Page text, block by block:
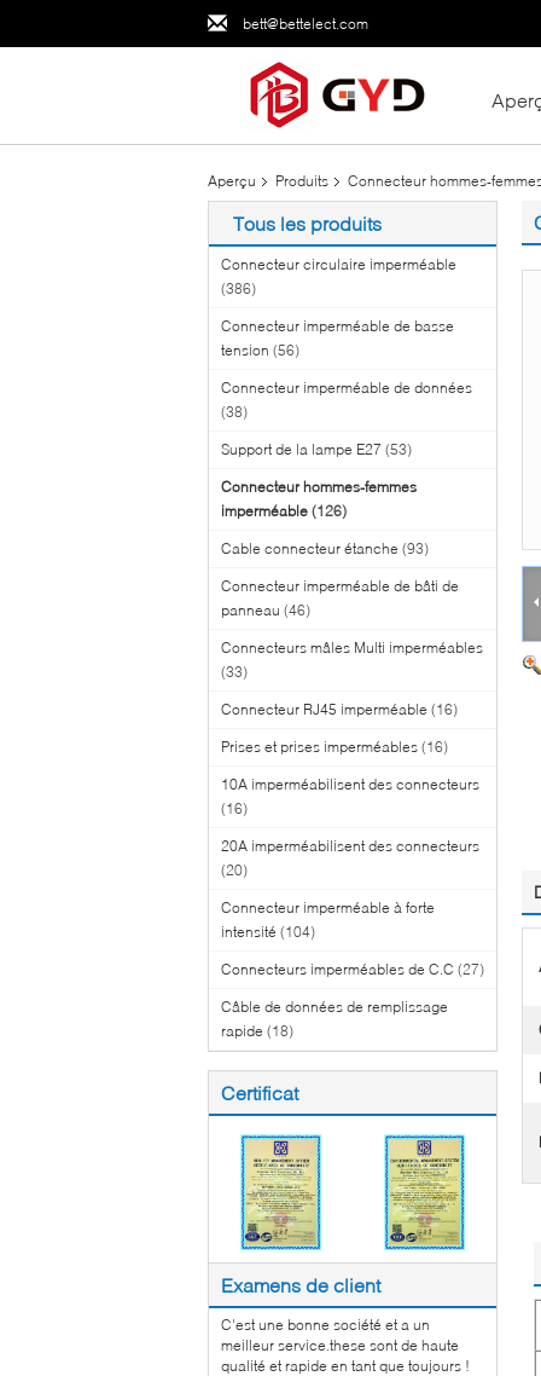
bett@bettelect.com
Aperçu Produits Connecteur hommes-
Tous les produits
Connecteur circulaire imperméable
(386)
Connecteur imperméable de basse
tension (56)
Connecteur imperméable de données
(38)
Support de la lampe E27 (53)
Connecteur hommes-femmes
imperméable (126)
Cable connecteur étanche (93)
Connecteur imperméable de bâti de
panneau (46)
Connecteurs mâles Multi imperméables
(33)
Connecteur RJ45 imperméable (16)
Prises et prises imperméables (16)
10A imperméabilisent des connecteurs
(16)
20A imperméabilisent des connecteurs
(20)
Connecteur imperméable à forte
intensité (104)
Connecteurs imperméables de C.C (27)
Câble de données de remplissage
rapide (18)
Certificat
Examens de client
C'est une bonne société et a un
meilleur service.these sont de haute
qualité et rapide en tant que toujours !